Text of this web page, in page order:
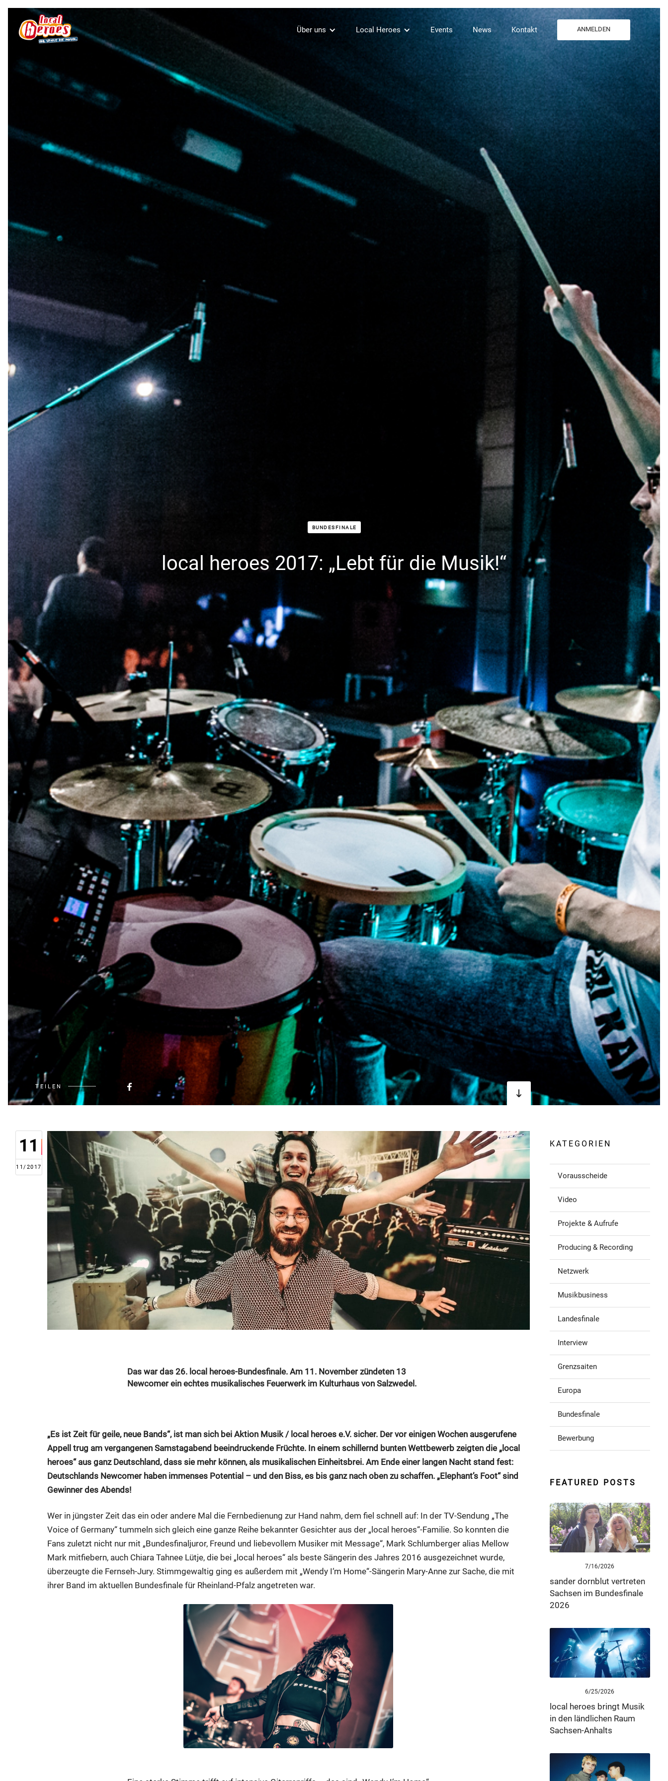
Über uns Local Heroes Events News Kontakt ANMELDEN
BUNDESFINALE
local heroes 2017: „Lebt für die Musik!“
TEILEN
11
11/2017
Das war das 26. local heroes-Bundesfinale. Am 11. November zündeten 13
Newcomer ein echtes musikalisches Feuerwerk im Kulturhaus von Salzwedel.
„Es ist Zeit für geile, neue Bands“, ist man sich bei Aktion Musik / local heroes e.V. sicher. Der vor einigen Wochen ausgerufene
Appell trug am vergangenen Samstagabend beeindruckende Früchte. In einem schillernd bunten Wettbewerb zeigten die „local
heroes“ aus ganz Deutschland, dass sie mehr können, als musikalischen Einheitsbrei. Am Ende einer langen Nacht stand fest:
Deutschlands Newcomer haben immenses Potential – und den Biss, es bis ganz nach oben zu schaffen. „Elephant’s Foot“ sind
Gewinner des Abends!
Wer in jüngster Zeit das ein oder andere Mal die Fernbedienung zur Hand nahm, dem fiel schnell auf: In der TV-Sendung „The
Voice of Germany“ tummeln sich gleich eine ganze Reihe bekannter Gesichter aus der „local heroes“-Familie. So konnten die
Fans zuletzt nicht nur mit „Bundesfinaljuror, Freund und liebevollem Musiker mit Message“, Mark Schlumberger alias Mellow
Mark mitfiebern, auch Chiara Tahnee Lütje, die bei „local heroes“ als beste Sängerin des Jahres 2016 ausgezeichnet wurde,
überzeugte die Fernseh-Jury. Stimmgewaltig ging es außerdem mit „Wendy I‘m Home“-Sängerin Mary-Anne zur Sache, die mit
ihrer Band im aktuellen Bundesfinale für Rheinland-Pfalz angetreten war.
KATEGORIEN
Vorausscheide
Video
Projekte & Aufrufe
Producing & Recording
Netzwerk
Musikbusiness
Landesfinale
Interview
Grenzsaiten
Europa
Bundesfinale
Bewerbung
FEATURED POSTS
7/16/2026
sander dornblut vertreten
Sachsen im Bundesfinale
2026
6/25/2026
local heroes bringt Musik
in den ländlichen Raum
Sachsen-Anhalts